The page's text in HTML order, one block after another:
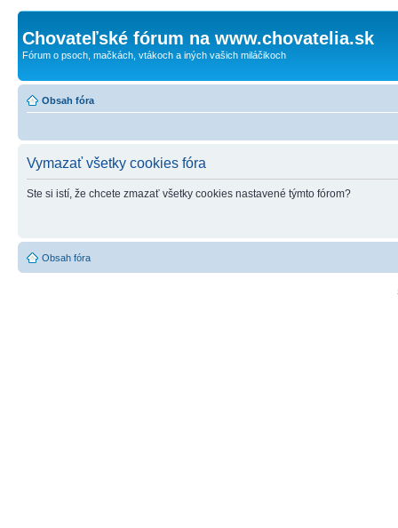
Chovateľské fórum na www.chovatelia.sk
Fórum o psoch, mačkách, vtákoch a iných vašich miláčikoch
Obsah fóra
Vymazať všetky cookies fóra
Ste si istí, že chcete zmazať všetky cookies nastavené týmto fórom?
Obsah fóra